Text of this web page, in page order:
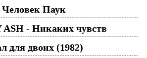
Паук
ASH - Никаких чувств
для двоих (1982)